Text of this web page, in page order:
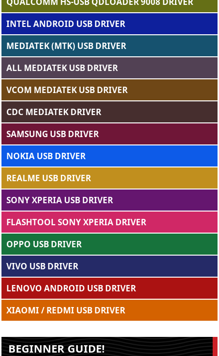
INTEL ANDROID USB DRIVER
MEDIATEK (MTK) USB DRIVER
ALL MEDIATEK USB DRIVER
VCOM MEDIATEK USB DRIVER
CDC MEDIATEK DRIVER
SAMSUNG USB DRIVER
NOKIA USB DRIVER
REALME USB DRIVER
SONY XPERIA USB DRIVER
FLASHTOOL SONY XPERIA DRIVER
OPPO USB DRIVER
VIVO USB DRIVER
LENOVO ANDROID USB DRIVER
XIAOMI / REDMI USB DRIVER
BEGINNER GUIDE!